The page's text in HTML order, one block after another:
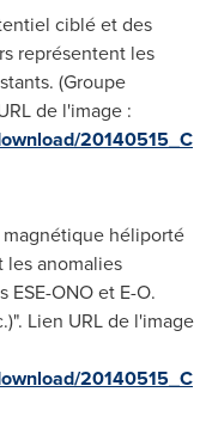
ciblé et des
représentent les
(Groupe
de l'image :
20140515_C
héliporté
anomalies
ONO et E-O.
Lien URL de l'image
20140515_C